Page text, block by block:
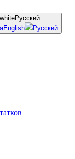
Русский
English Русский